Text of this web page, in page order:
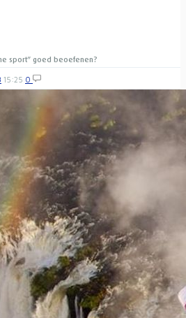
sport” goed beoefenen?
15:25 0